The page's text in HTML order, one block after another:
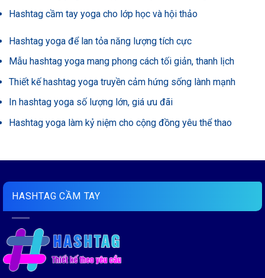
Hashtag cầm tay yoga cho lớp học và hội thảo
Hashtag yoga để lan tỏa năng lượng tích cực
Mẫu hashtag yoga mang phong cách tối giản, thanh lịch
Thiết kế hashtag yoga truyền cảm hứng sống lành mạnh
In hashtag yoga số lượng lớn, giá ưu đãi
Hashtag yoga làm kỷ niệm cho cộng đồng yêu thể thao
HASHTAG CẦM TAY